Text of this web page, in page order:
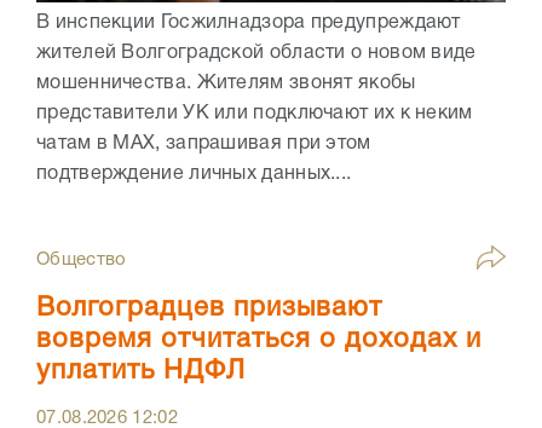
В инспекции Госжилнадзора предупреждают
жителей Волгоградской области о новом виде
мошенничества. Жителям звонят якобы
представители УК или подключают их к неким
чатам в МАХ, запрашивая при этом
подтверждение личных данных....
Общество
Волгоградцев призывают
вовремя отчитаться о доходах и
уплатить НДФЛ
07.08.2026 12:02